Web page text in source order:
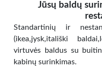
Jūsų baldų
Standartinių ir
(ikea,jysk,itališki
virtuvės baldus su
kabinų surinkimas.